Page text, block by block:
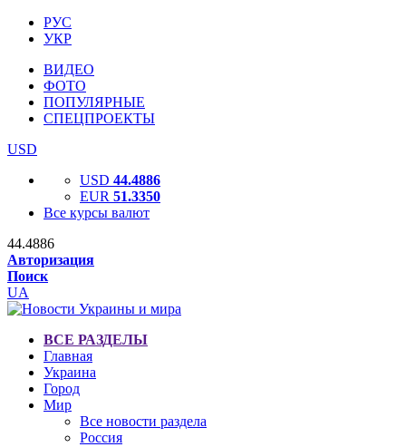
РУС
УКР
ВИДЕО
ФОТО
ПОПУЛЯРНЫЕ
СПЕЦПРОЕКТЫ
USD
USD 44.4886
EUR 51.3350
Все курсы валют
44.4886
Авторизация
Поиск
UA
ВСЕ РАЗДЕЛЫ
Главная
Украина
Город
Мир
Все новости раздела
Россия